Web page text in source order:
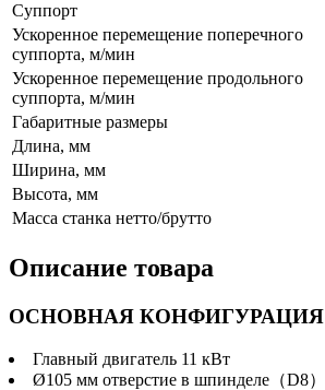
Суппорт
Ускоренное перемещение поперечного
суппорта, м/мин
Ускоренное перемещение продольного
суппорта, м/мин
Габаритные размеры
Длина, мм
Ширина, мм
Высота, мм
Масса станка нетто/брутто
Описание товара
ОСНОВНАЯ КОНФИГУРАЦИЯ
Главный двигатель 11 кВт
Ø105 мм отверстие в шпинделе（D8）